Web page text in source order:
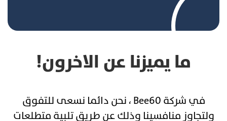
ما يميزنا عن الاخرون!
في شركة Bee60 ، نحن دائما نسعى للتفوق
ولتجاوز منافسينا وذلك عن طريق تلبية متطلعات